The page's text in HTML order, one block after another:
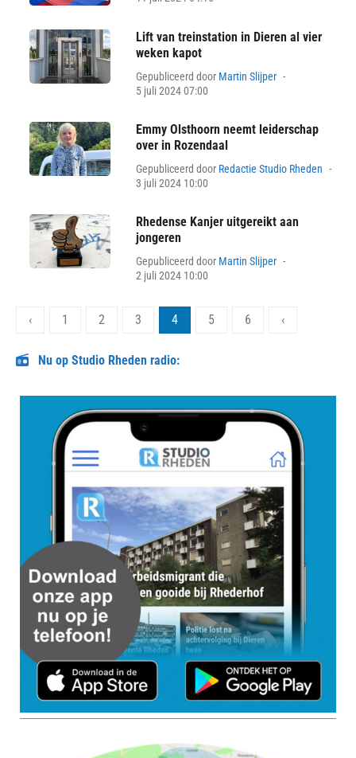
Lift van treinstation in Dieren al vier
weken kapot
Gepubliceerd door Martin Slijper
5 juli 2024 07:00
Emmy Olsthoorn neemt leiderschap
over in Rozendaal
Gepubliceerd door Redactie Studio Rheden
3 juli 2024 10:00
Rhedense Kanjer uitgereikt aan
jongeren
Gepubliceerd door Martin Slijper
2 juli 2024 10:00
Berichten
‹ 1 2 3 4 5 6 ‹
Nu op Studio Rheden radio: